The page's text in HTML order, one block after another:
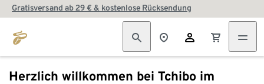
Gratisversand ab 29 € & kostenlose Rücksendung
Herzlich willkommen bei Tchibo im